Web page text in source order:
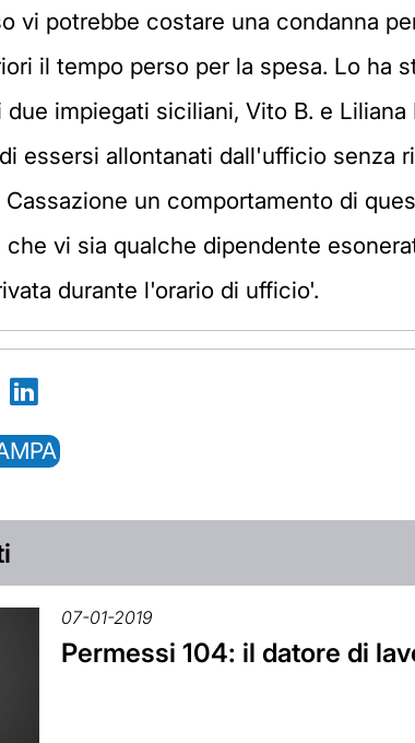
vi potrebbe costare una condanna
il tempo perso per la spesa. Lo ha
impiegati siciliani, Vito B. e
essersi allontanati dall'ufficio senza
Cassazione un comportamento di
vi sia qualche dipendente
durante l'orario di ufficio'.
07-01-2019
Permessi 104: il datore di